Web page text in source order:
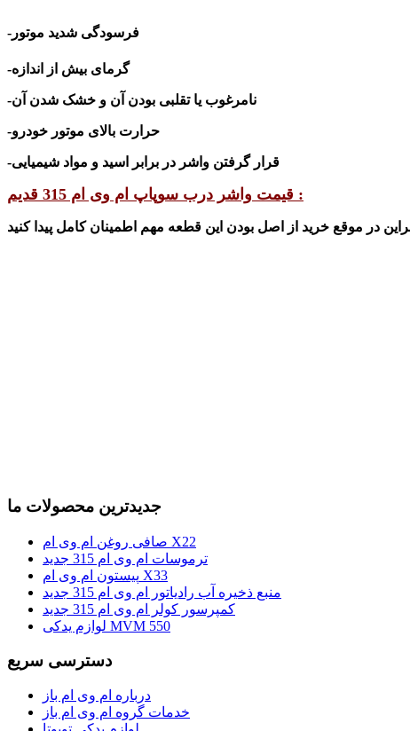
-فرسودگی شدید موتور
-گرمای بیش از اندازه
- نامرغوب یا تقلبی بودن آن و خشک شدن آن
-حرارت بالای موتور خودرو
- قرار گرفتن واشر در برابر اسید و مواد شیمیایی
قیمت واشر درب سوپاپ ام وی ام 315 قدیم :
جدیدترین محصولات ما
صافی روغن ام وی ام X22
ترموسات ام وی ام 315 جدید
پیستون ام وی ام X33
منبع ذخیره آب رادیاتور ام وی ام 315 جدید
کمپرسور کولر ام وی ام 315 جدید
لوازم یدکی MVM 550
دسترسی سریع
درباره ام وی ام باز
خدمات گروه ام وی ام باز